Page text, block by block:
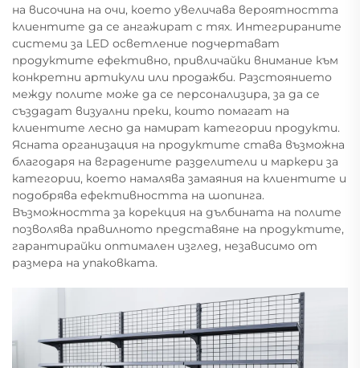
на височина на очи, което увеличава вероятността
клиентите да се ангажират с тях. Интегрираните
системи за LED осветление подчертават
продуктите ефективно, привличайки внимание към
конкретни артикули или продажби. Разстоянието
между полите може да се персонализира, за да се
създадат визуални преки, които помагат на
клиентите лесно да намират категории продукти.
Ясната организация на продуктите става възможна
благодаря на вградените разделители и маркери за
категории, което намалява замаяния на клиентите и
подобрява ефективността на шопинга.
Възможността за корекция на дълбината на полите
позволява правилното представяне на продуктите,
гарантирайки оптимален изглед, независимо от
размера на упаковката.